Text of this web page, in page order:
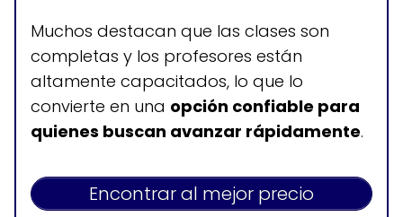
Lunes a viernes: 8:00-17:00
Sábados y domingos: cerrado
Muchos destacan que las clases son
completas y los profesores están
altamente capacitados, lo que lo
convierte en una opción confiable para
quienes buscan avanzar rápidamente.
Encontrar al mejor precio